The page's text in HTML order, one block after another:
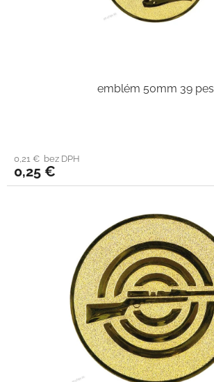
emblém 50mm 39 pes
0,21 € bez DPH
0,25 €